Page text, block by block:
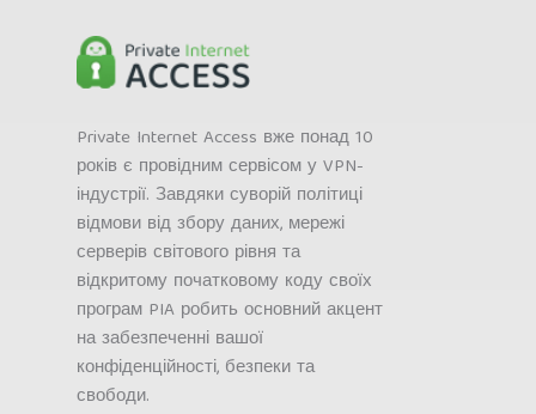
Private Internet Access вже понад 10
років є провідним сервісом у VPN-
індустрії. Завдяки суворій політиці
відмови від збору даних, мережі
серверів світового рівня та
відкритому початковому коду своїх
програм PIA робить основний акцент
на забезпеченні вашої
конфіденційності, безпеки та
свободи.